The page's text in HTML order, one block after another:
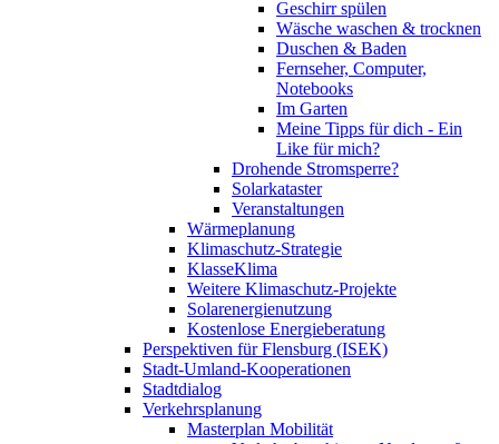
Geschirr spülen
Wäsche waschen & trocknen
Duschen & Baden
Fernseher, Computer,
Notebooks
Im Garten
Meine Tipps für dich - Ein
Like für mich?
Drohende Stromsperre?
Solarkataster
Veranstaltungen
Wärmeplanung
Klimaschutz-Strategie
KlasseKlima
Weitere Klimaschutz-Projekte
Solarenergienutzung
Kostenlose Energieberatung
Perspektiven für Flensburg (ISEK)
Stadt-Umland-Kooperationen
Stadtdialog
Verkehrsplanung
Masterplan Mobilität